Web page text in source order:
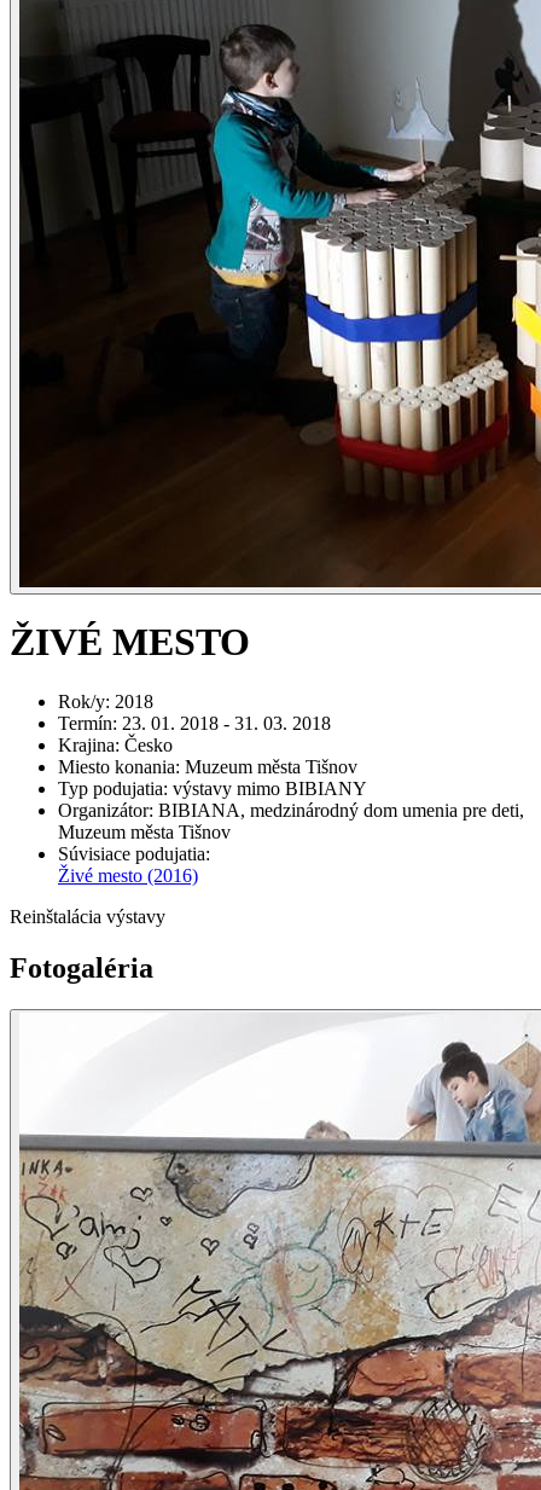
ŽIVÉ MESTO
Rok/y: 2018
Termín: 23. 01. 2018 - 31. 03. 2018
Krajina: Česko
Miesto konania: Muzeum města Tišnov
Typ podujatia: výstavy mimo BIBIANY
Organizátor: BIBIANA, medzinárodný dom umenia pre deti,
Muzeum města Tišnov
Súvisiace podujatia:
Živé mesto (2016)
Reinštalácia výstavy
Fotogaléria